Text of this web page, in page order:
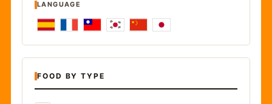
LANGUAGE
FOOD BY TYPE